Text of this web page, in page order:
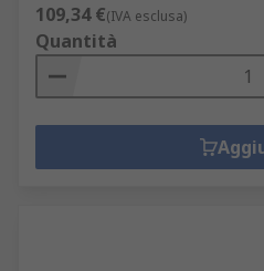
109,34 €(IVA esclusa)
Quantità